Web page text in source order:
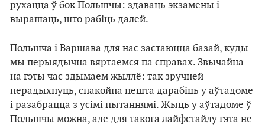
рухацца ў бок Польшчы: здаваць экзамены і
вырашаць, што рабіць далей.
Польшча і Варшава для нас застаюцца базай, куды
мы перыядычна вяртаемся па справах. Звычайна
на гэты час здымаем жыллё: так зручней
перадыхнуць, спакойна нешта дарабіць у аўтадоме
і разабрацца з усімі пытаннямі. Жыць у аўтадоме ў
Польшчы можна, але для такога лайфстайлу гэта не